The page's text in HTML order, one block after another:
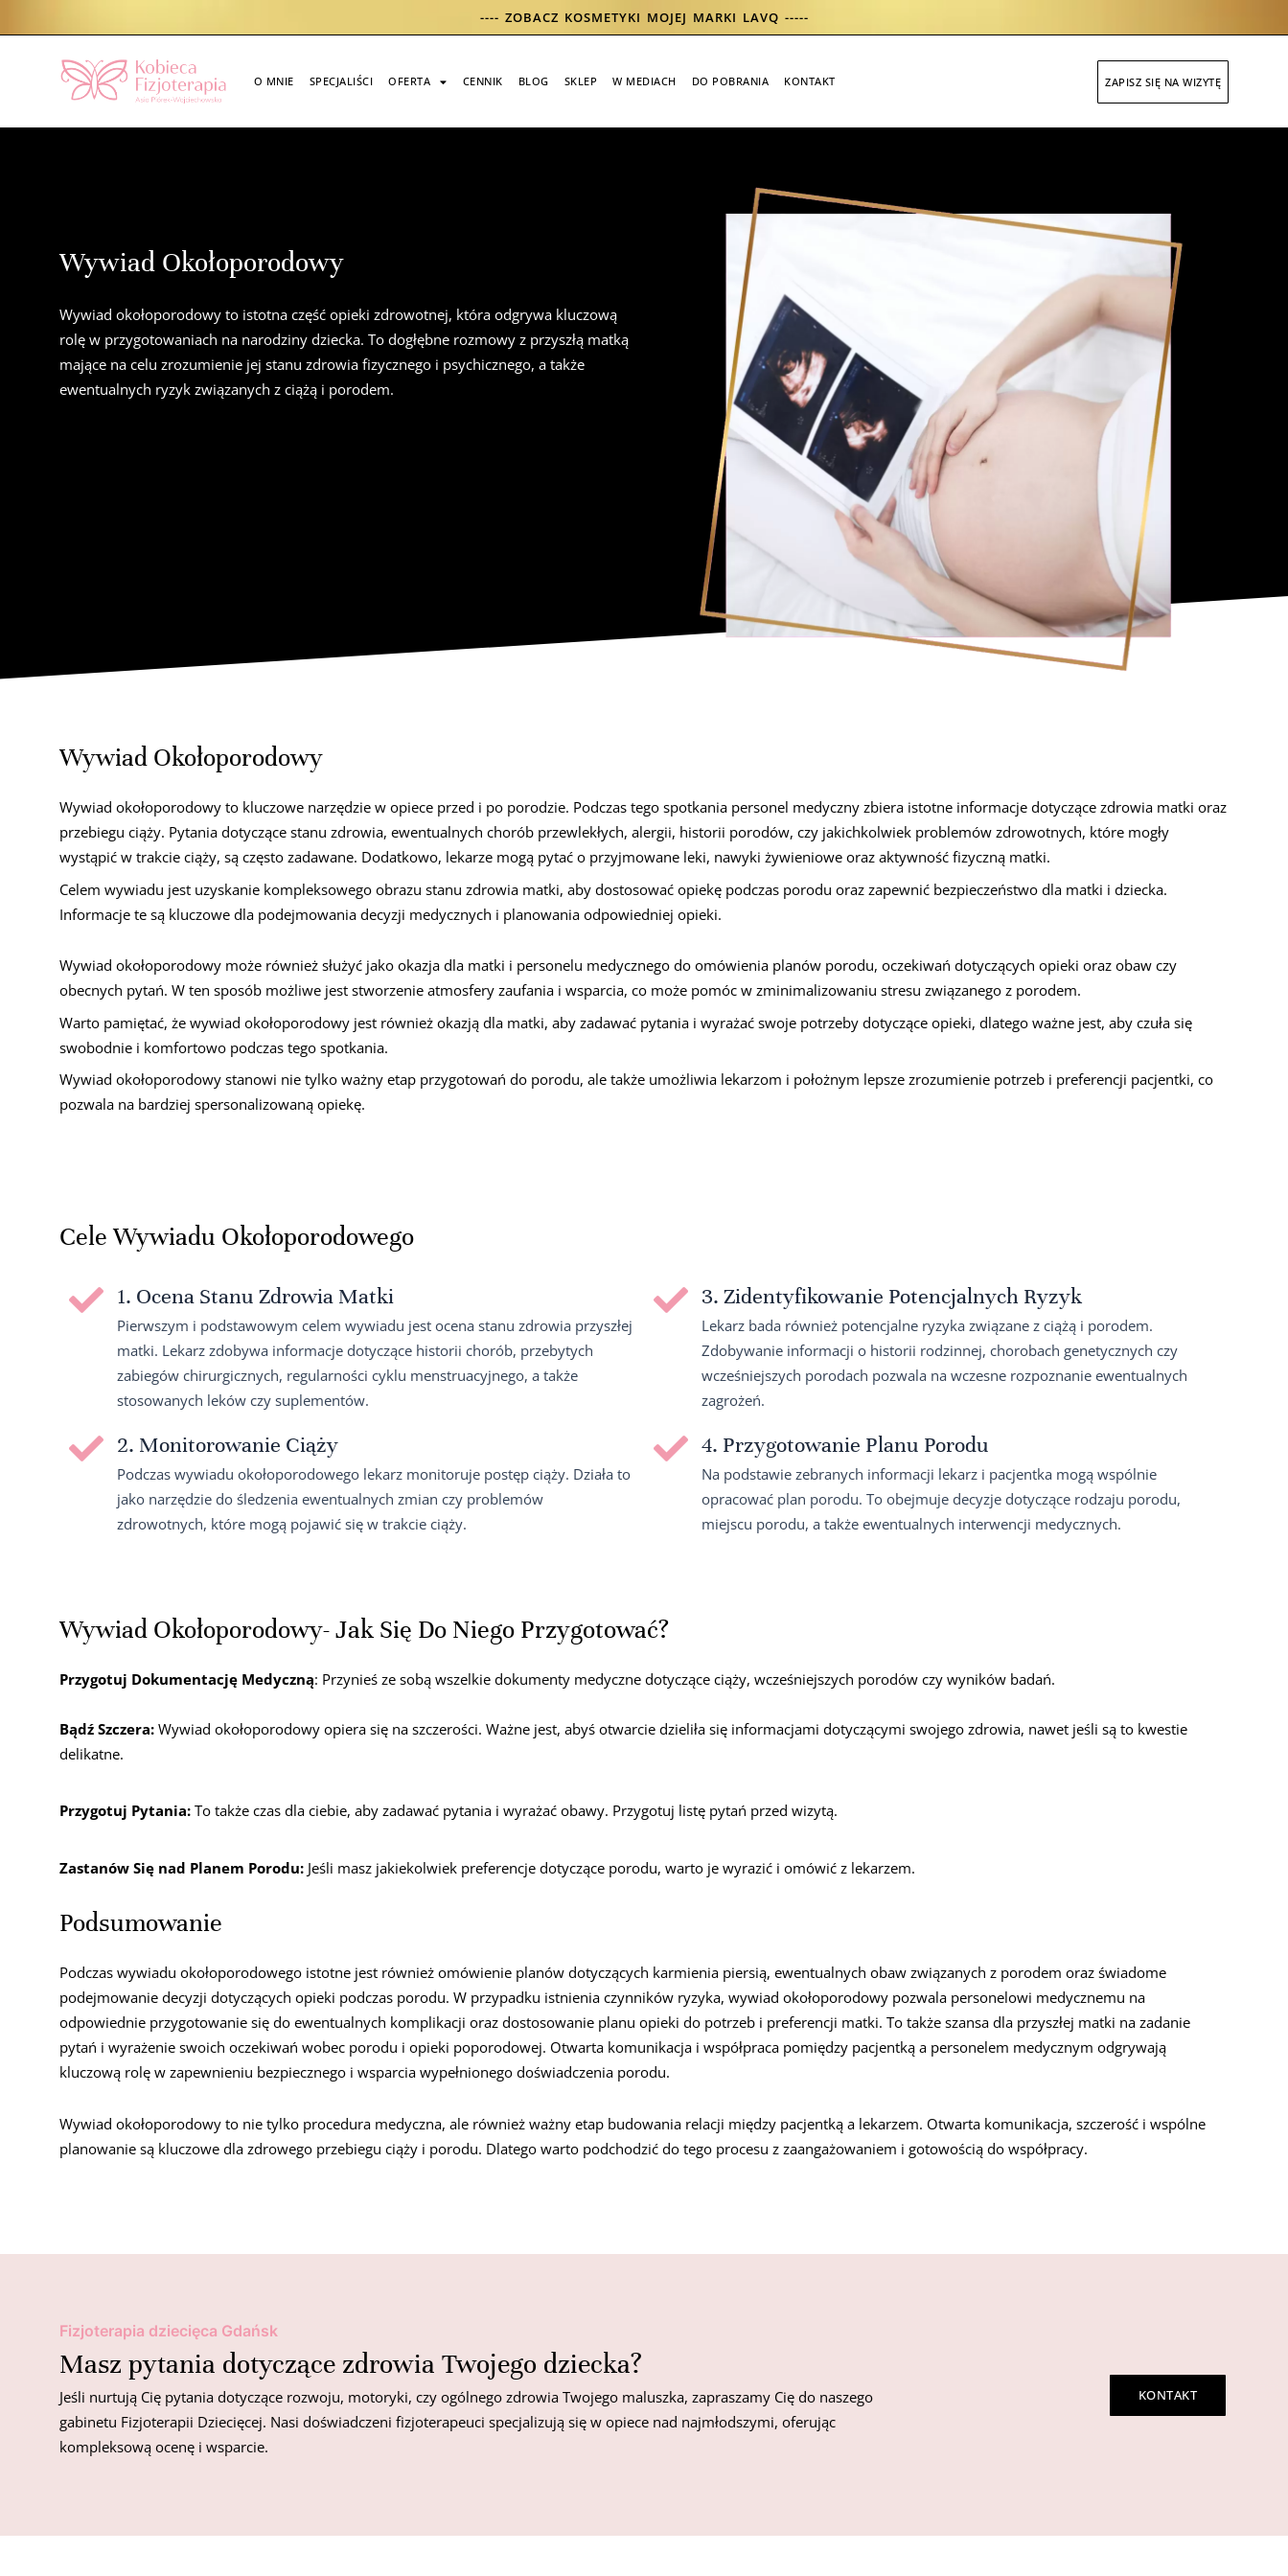
to
---- ZOBACZ KOSMETYKI MOJEJ MARKI LAVQ -----
O MNIE SPECJALIŚCI OFERTA CENNIK BLOG SKLEP W MEDIACH DO POBRANIA KONTAKT ZAPISZ SIĘ NA WIZYTĘ
Wywiad Okołoporodowy
Wywiad okołoporodowy to istotna część opieki zdrowotnej, która odgrywa kluczową
rolę w przygotowaniach na narodziny dziecka. To dogłębne rozmowy z przyszłą matką
mające na celu zrozumienie jej stanu zdrowia fizycznego i psychicznego, a także
ewentualnych ryzyk związanych z ciążą i porodem.
Wywiad Okołoporodowy
Wywiad okołoporodowy to kluczowe narzędzie w opiece przed i po porodzie. Podczas tego spotkania personel medyczny zbiera istotne informacje dotyczące zdrowia matki oraz
przebiegu ciąży. Pytania dotyczące stanu zdrowia, ewentualnych chorób przewlekłych, alergii, historii porodów, czy jakichkolwiek problemów zdrowotnych, które mogły
wystąpić w trakcie ciąży, są często zadawane. Dodatkowo, lekarze mogą pytać o przyjmowane leki, nawyki żywieniowe oraz aktywność fizyczną matki.
Celem wywiadu jest uzyskanie kompleksowego obrazu stanu zdrowia matki, aby dostosować opiekę podczas porodu oraz zapewnić bezpieczeństwo dla matki i dziecka.
Informacje te są kluczowe dla podejmowania decyzji medycznych i planowania odpowiedniej opieki.
Wywiad okołoporodowy może również służyć jako okazja dla matki i personelu medycznego do omówienia planów porodu, oczekiwań dotyczących opieki oraz obaw czy
obecnych pytań. W ten sposób możliwe jest stworzenie atmosfery zaufania i wsparcia, co może pomóc w zminimalizowaniu stresu związanego z porodem.
Warto pamiętać, że wywiad okołoporodowy jest również okazją dla matki, aby zadawać pytania i wyrażać swoje potrzeby dotyczące opieki, dlatego ważne jest, aby czuła się
swobodnie i komfortowo podczas tego spotkania.
Wywiad okołoporodowy stanowi nie tylko ważny etap przygotowań do porodu, ale także umożliwia lekarzom i położnym lepsze zrozumienie potrzeb i preferencji pacjentki, co
pozwala na bardziej spersonalizowaną opiekę.
Cele Wywiadu Okołoporodowego
1. Ocena Stanu Zdrowia Matki
Pierwszym i podstawowym celem wywiadu jest ocena stanu zdrowia przyszłej
matki. Lekarz zdobywa informacje dotyczące historii chorób, przebytych
zabiegów chirurgicznych, regularności cyklu menstruacyjnego, a także
stosowanych leków czy suplementów.
2. Monitorowanie Ciąży
Podczas wywiadu okołoporodowego lekarz monitoruje postęp ciąży. Działa to
jako narzędzie do śledzenia ewentualnych zmian czy problemów
zdrowotnych, które mogą pojawić się w trakcie ciąży.
3. Zidentyfikowanie Potencjalnych Ryzyk
Lekarz bada również potencjalne ryzyka związane z ciążą i porodem.
Zdobywanie informacji o historii rodzinnej, chorobach genetycznych czy
wcześniejszych porodach pozwala na wczesne rozpoznanie ewentualnych
zagrożeń.
4. Przygotowanie Planu Porodu
Na podstawie zebranych informacji lekarz i pacjentka mogą wspólnie
opracować plan porodu. To obejmuje decyzje dotyczące rodzaju porodu,
miejscu porodu, a także ewentualnych interwencji medycznych.
Wywiad Okołoporodowy- Jak Się Do Niego Przygotować?
Przygotuj Dokumentację Medyczną: Przynieś ze sobą wszelkie dokumenty medyczne dotyczące ciąży, wcześniejszych porodów czy wyników badań.
Bądź Szczera: Wywiad okołoporodowy opiera się na szczerości. Ważne jest, abyś otwarcie dzieliła się informacjami dotyczącymi swojego zdrowia, nawet jeśli są to kwestie
delikatne.
Przygotuj Pytania: To także czas dla ciebie, aby zadawać pytania i wyrażać obawy. Przygotuj listę pytań przed wizytą.
Zastanów Się nad Planem Porodu: Jeśli masz jakiekolwiek preferencje dotyczące porodu, warto je wyrazić i omówić z lekarzem.
Podsumowanie
Podczas wywiadu okołoporodowego istotne jest również omówienie planów dotyczących karmienia piersią, ewentualnych obaw związanych z porodem oraz świadome
podejmowanie decyzji dotyczących opieki podczas porodu. W przypadku istnienia czynników ryzyka, wywiad okołoporodowy pozwala personelowi medycznemu na
odpowiednie przygotowanie się do ewentualnych komplikacji oraz dostosowanie planu opieki do potrzeb i preferencji matki. To także szansa dla przyszłej matki na zadanie
pytań i wyrażenie swoich oczekiwań wobec porodu i opieki poporodowej. Otwarta komunikacja i współpraca pomiędzy pacjentką a personelem medycznym odgrywają
kluczową rolę w zapewnieniu bezpiecznego i wsparcia wypełnionego doświadczenia porodu.
Wywiad okołoporodowy to nie tylko procedura medyczna, ale również ważny etap budowania relacji między pacjentką a lekarzem. Otwarta komunikacja, szczerość i wspólne
planowanie są kluczowe dla zdrowego przebiegu ciąży i porodu. Dlatego warto podchodzić do tego procesu z zaangażowaniem i gotowością do współpracy.
Fizjoterapia dziecięca Gdańsk
Masz pytania dotyczące zdrowia Twojego dziecka?
Jeśli nurtują Cię pytania dotyczące rozwoju, motoryki, czy ogólnego zdrowia Twojego maluszka, zapraszamy Cię do naszego
gabinetu Fizjoterapii Dziecięcej. Nasi doświadczeni fizjoterapeuci specjalizują się w opiece nad najmłodszymi, oferując
kompleksową ocenę i wsparcie.
KONTAKT